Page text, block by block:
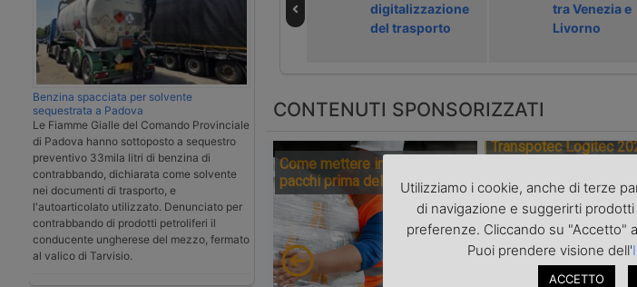
Benzina spacciata per solvente
sequestrata a Padova
Le Fiamme Gialle del Comando Provinciale
di Padova hanno sottoposto a sequestro
preventivo 33mila litri di benzina di
contrabbando, dichiarata come solvente
nei documenti di trasporto, e
l'autoarticolato utilizzato. Denunciato per
contrabbando di prodotti petroliferi il
conducente ungherese del mezzo, fermato
al valico di Tarvisio.
Service e
Vitrociset
telematico delle
digitalizzazione
del trasporto
tra Venezia e
Livorno
CONTENUTI SPONSORIZZATI
Come mettere in sicurezza i
pacchi prima della spedizione
Transpotec Logitec
trasporto e della
sistema
Utilizziamo i cookie, anche di terze
di navigazione e suggerirti
preferenze. Cliccando su "Accetto"
Puoi prendere visione dell'
ACCETTO